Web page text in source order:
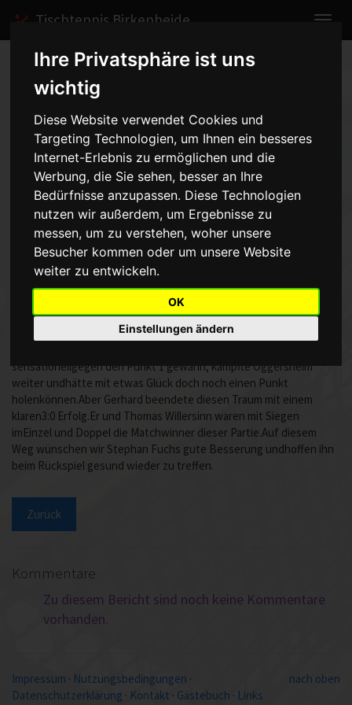
Ihre Privatsphäre ist uns
wichtig
Diese Website verwendet Cookies und
Targeting Technologien, um Ihnen ein besseres
Internet-Erlebnis zu ermöglichen und die
Werbung, die Sie sehen, besser an Ihre
Bedürfnisse anzupassen. Diese Technologien
nutzen wir außerdem, um Ergebnisse zu
messen, um zu verstehen, woher unsere
Besucher kommen oder um unsere Website
weiter zu entwickeln.
OK
Einstellungen ändern
Tischtennis Birkenheide
Home Spiele 2008/2009
Herren III
Spielbericht anzeigen
Herren III - FSV
Oggersheim 2 - 9:6vom
29.08.2008 20:00 Uhr
Ein unerwarteter Erfolg gelang der dritten Mannschaft gegenden
sehrzuversichtlich, obwohl sie schon zwei Stammspieler
ersetzenmussten.Dann wurde der Gäste-Spieler Stephan Fuchs
bei einerunglücklichen Aktion im Anfangsdoppel verletzt und
sensationellgegen den Punkt 1 gewann, kämpfte Oggersheim
weiter undhätte mit etwas Glück doch noch einen Punkt
holenkönnen.Aber Gerhard beendete diesen Traum mit einem
klaren3:0 Erfolg.Er und Thomas Willersinn waren mit Siegen
imEinzel und Doppel die Matchwinner dieser Partie.Auf diesem
Weg wünschen wir Stephan Fuchs gute Besserung undhoffen ihn
beim Rückspiel gesund wieder zu treffen.
Zurück
Kommentare
Zu diesem Bericht sind noch keine Kommentare
vorhanden.
nach oben
Impressum · Nutzungsbedingungen ·
Datenschutzerklärung · Kontakt · Gästebuch · Links